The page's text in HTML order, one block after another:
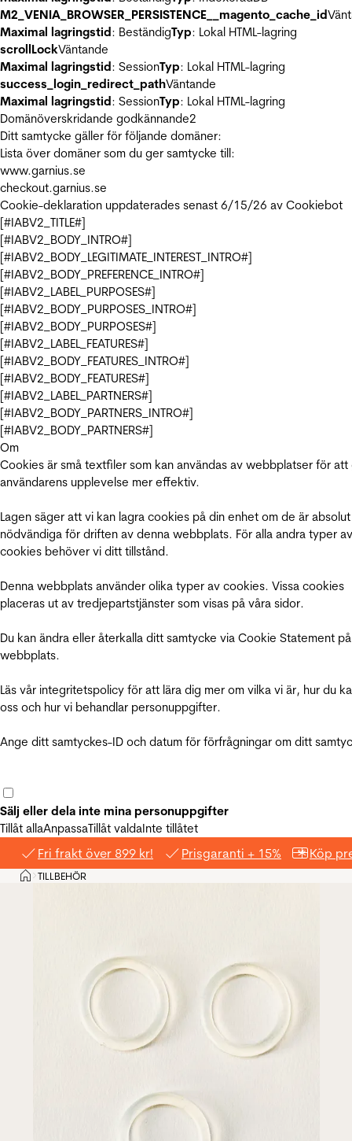
M2_VENIA_BROWSER_PERSISTENCE__magento_cache_id
Maximal lagringstid: BeständigTyp: Lokal HTML-lagring
scrollLockVäntande
Maximal lagringstid: SessionTyp: Lokal HTML-lagring
success_login_redirect_pathVäntande
Maximal lagringstid: SessionTyp: Lokal HTML-lagring
Domänöverskridande godkännande2
Ditt samtycke gäller för följande domäner:
Lista över domäner som du ger samtycke till:
www.garnius.se
checkout.garnius.se
Cookie-deklaration uppdaterades senast 6/15/26 av Cookiebot
[#IABV2_TITLE#]
[#IABV2_BODY_INTRO#]
[#IABV2_BODY_LEGITIMATE_INTEREST_INTRO#]
[#IABV2_BODY_PREFERENCE_INTRO#]
[#IABV2_LABEL_PURPOSES#]
[#IABV2_BODY_PURPOSES_INTRO#]
[#IABV2_BODY_PURPOSES#]
[#IABV2_LABEL_FEATURES#]
[#IABV2_BODY_FEATURES_INTRO#]
[#IABV2_BODY_FEATURES#]
[#IABV2_LABEL_PARTNERS#]
[#IABV2_BODY_PARTNERS_INTRO#]
[#IABV2_BODY_PARTNERS#]
Om
Cookies är små textfiler som kan användas av webbplatser för att
användarens upplevelse mer effektiv.
Lagen säger att vi kan lagra cookies på din enhet om de är absolut
nödvändiga för driften av denna webbplats. För alla andra typer av
cookies behöver vi ditt tillstånd.
Denna webbplats använder olika typer av cookies. Vissa cookies
placeras ut av tredjepartstjänster som visas på våra sidor.
Du kan ändra eller återkalla ditt samtycke via Cookie Statement
webbplats.
Läs vår integritetspolicy för att lära dig mer om vilka vi är, hur du
oss och hur vi behandlar personuppgifter.
Ange ditt samtyckes-ID och datum för förfrågningar om ditt
Sälj eller dela inte mina personuppgifter
Tillåt allaAnpassaTillåt valdaInte tillåtet
Fri frakt över 899 kr! Prisgaranti + 15% Köp
Hem
>TILLBEHÖR